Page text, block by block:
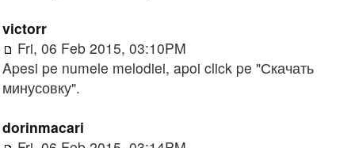
victorr
Fri, 06 Feb 2015, 03:10PM
Apesi pe numele melodiei, apoi click pe "Скачать
минусовку".
dorinmacari